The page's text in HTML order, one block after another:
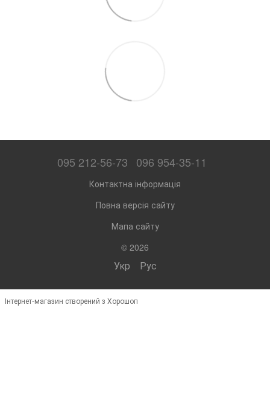
095 212-56-73 096 954-35-11
Контактна інформація
Повна версія сайту
Мапа сайту
© 2026
Укр Рус
Інтернет-магазин створений з Хорошоп